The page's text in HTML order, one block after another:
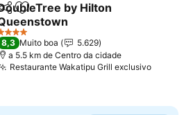
Adicionar aos favoritos
by Hilton
preços
Estrelas
8,3 Muito boa
5.629
a 5.5 km de Centro da cidade
Restaurante Wakatipu Grill exclusivoVer